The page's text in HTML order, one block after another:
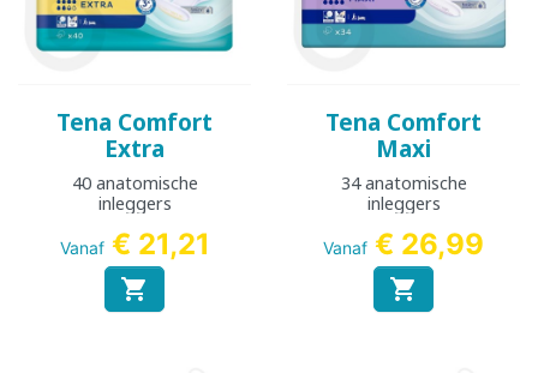
Tena Comfort
Extra
40 anatomische
inleggers
Vanaf € 21,21

Tena Comfort
Maxi
34 anatomische
inleggers
Vanaf € 26,99
